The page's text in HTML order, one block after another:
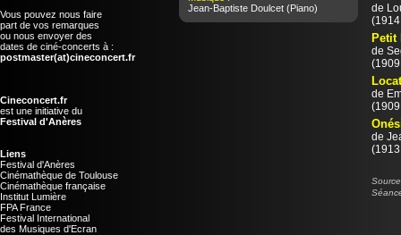
Vous pouvez nous faire
part de vos remarques
ou nous envoyer des
dates de ciné-concerts à :
postmaster(at)cineconcert.fr
Cineconcert.fr
est une initiative du
Festival d'Anères
Liens
Festival d'Anères
Cinémathèque de Toulouse
Cinémathèque française
Institut Lumière
FPA France
Festival International
des Musiques d'Ecran
Jean-Baptiste Doulcet (Piano) de
Petit
de
de
de